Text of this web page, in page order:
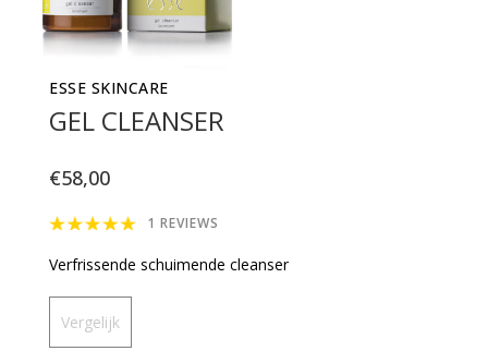
ESSE SKINCARE
GEL CLEANSER
€58,00
1 REVIEWS
Verfrissende schuimende cleanser
Vergelijk